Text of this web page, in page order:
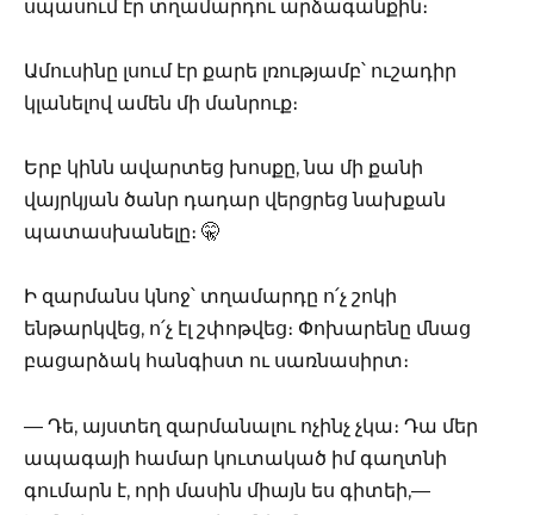
սպասում էր տղամարդու արձագանքին։
Ամուսինը լսում էր քարե լռությամբ՝ ուշադիր
կլանելով ամեն մի մանրուք։
Երբ կինն ավարտեց խոսքը, նա մի քանի
վայրկյան ծանր դադար վերցրեց նախքան
պատասխանելը։ 🤫
Ի զարմանս կնոջ՝ տղամարդը ո՛չ շոկի
ենթարկվեց, ո՛չ էլ շփոթվեց։ Փոխարենը մնաց
բացարձակ հանգիստ ու սառնասիրտ։
— Դե, այստեղ զարմանալու ոչինչ չկա։ Դա մեր
ապագայի համար կուտակած իմ գաղտնի
գումարն է, որի մասին միայն ես գիտեի,—